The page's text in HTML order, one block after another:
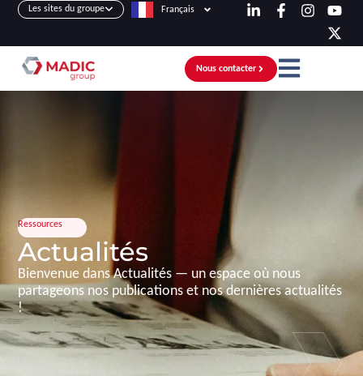
Les sites du groupe Français
Nous contacter
Ressources
Actualités
Bienvenue dans Actualités — un espace où nous
partageons nos publications et nos dernières actualités
!